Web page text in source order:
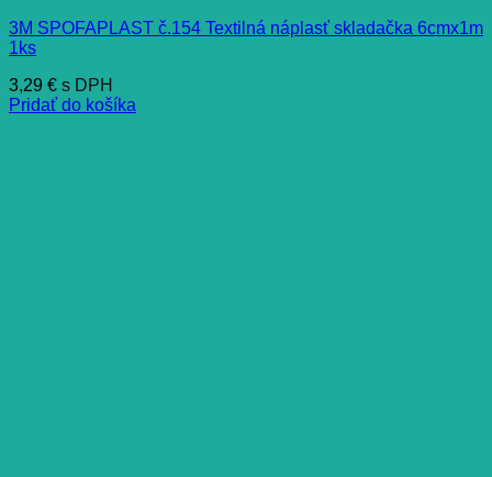
3M SPOFAPLAST č.154 Textilná náplasť skladačka 6cmx1m
1ks
3,29 € s DPH
Pridať do košíka